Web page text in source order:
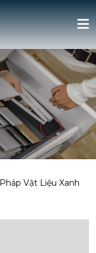
Vật Liệu Xanh